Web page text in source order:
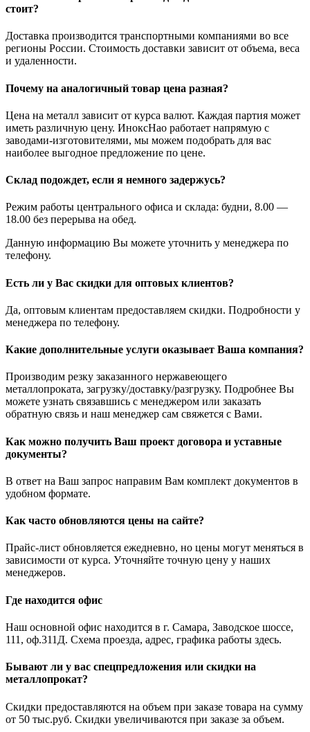
стоит?
Доставка производится транспортными компаниями во все
регионы России. Стоимость доставки зависит от объема, веса
и удаленности.
Почему на аналогичный товар цена разная?
Цена на металл зависит от курса валют. Каждая партия может
иметь различную цену. ИноксНао работает напрямую с
заводами-изготовителями, мы можем подобрать для вас
наиболее выгодное предложение по цене.
Склад подождет, если я немного задержусь?
Режим работы центрального офиса и склада: будни, 8.00 —
18.00 без перерыва на обед.
Данную информацию Вы можете уточнить у менеджера по
телефону.
Есть ли у Вас скидки для оптовых клиентов?
Да, оптовым клиентам предоставляем скидки. Подробности у
менеджера по телефону.
Какие дополнительные услуги оказывает Ваша компания?
Производим резку заказанного нержавеющего
металлопроката, загрузку/доставку/разгрузку. Подробнее Вы
можете узнать связавшись с менеджером или заказать
обратную связь и наш менеджер сам свяжется с Вами.
Как можно получить Ваш проект договора и уставные
документы?
В ответ на Ваш запрос направим Вам комплект документов в
удобном формате.
Как часто обновляются цены на сайте?
Прайс-лист обновляется ежедневно, но цены могут меняться в
зависимости от курса. Уточняйте точную цену у наших
менеджеров.
Где находится офис
Наш основной офис находится в г. Самара, Заводское шоссе,
111, оф.311Д. Схема проезда, адрес, графика работы здесь.
Бывают ли у вас спецпредложения или скидки на
металлопрокат?
Скидки предоставляются на объем при заказе товара на сумму
от 50 тыс.руб. Скидки увеличиваются при заказе за объем.